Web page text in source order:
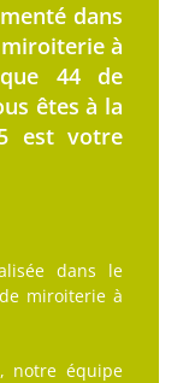
dans
à
44 de
êtes à la
est votre
dans le
miroiterie à
notre équipe